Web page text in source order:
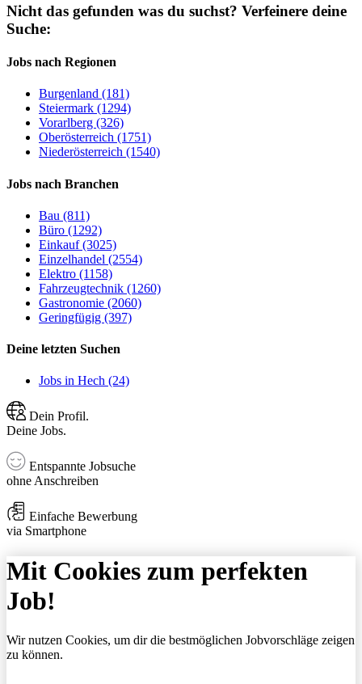
Nicht das gefunden was du suchst? Verfeinere deine
Suche:
Jobs nach Regionen
Burgenland (181)
Steiermark (1294)
Vorarlberg (326)
Oberösterreich (1751)
Niederösterreich (1540)
Jobs nach Branchen
Bau (811)
Büro (1292)
Einkauf (3025)
Einzelhandel (2554)
Elektro (1158)
Fahrzeugtechnik (1260)
Gastronomie (2060)
Geringfügig (397)
Deine letzten Suchen
Jobs in Hech (24)
Dein Profil.
Deine Jobs.
Entspannte Jobsuche
ohne Anschreiben
Einfache Bewerbung
via Smartphone
Mit Cookies zum perfekten
Job!
Wir nutzen Cookies, um dir die bestmöglichen Jobvorschläge zeigen
zu können.